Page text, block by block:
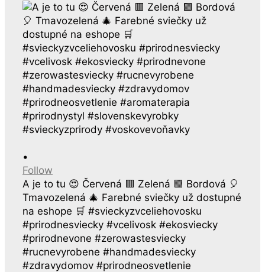
•
Follow
A je to tu 😍 Červená 🟥 Zelená 🟩 Bordová 🎈
Tmavozelená 🎄 Farebné sviečky už dostupné
na eshope 🛒 #svieckyzvceliehovosku
#prirodnesviecky #vcelivosk #ekosviecky
#prirodnevone #zerowastesviecky
#rucnevyrobene #handmadesviecky
#zdravydomov #prirodneosvetlenie